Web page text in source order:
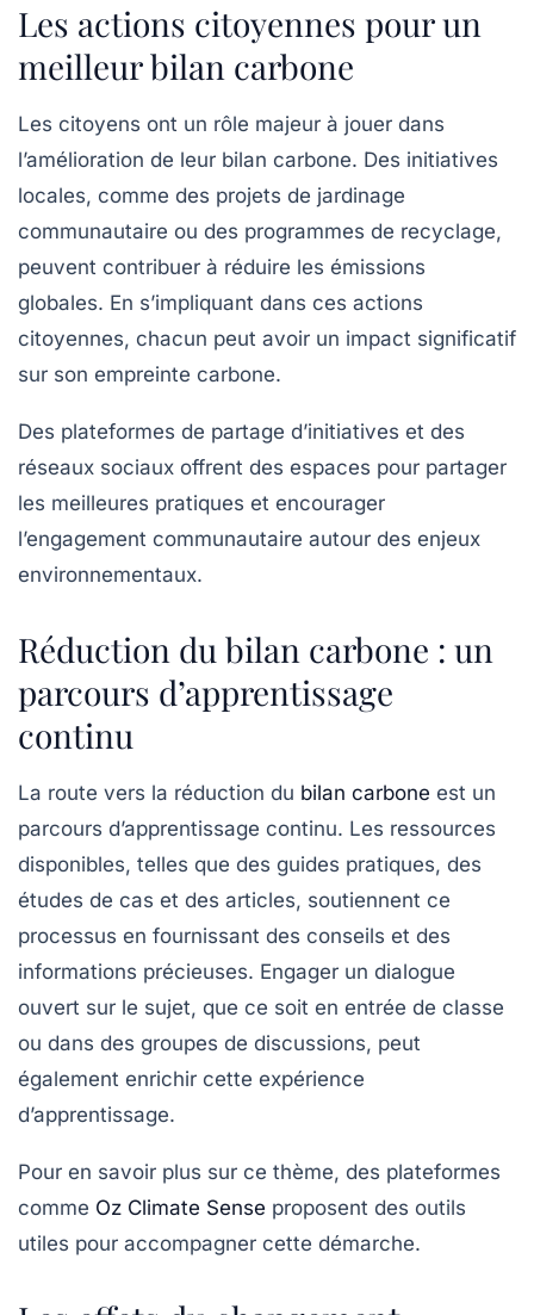
Les actions citoyennes pour un
meilleur bilan carbone
Les citoyens ont un rôle majeur à jouer dans
l’amélioration de leur bilan carbone. Des initiatives
locales, comme des projets de jardinage
communautaire ou des programmes de recyclage,
peuvent contribuer à réduire les émissions
globales. En s’impliquant dans ces actions
citoyennes, chacun peut avoir un impact significatif
sur son empreinte carbone.
Des plateformes de partage d’initiatives et des
réseaux sociaux offrent des espaces pour partager
les meilleures pratiques et encourager
l’engagement communautaire autour des enjeux
environnementaux.
Réduction du bilan carbone : un
parcours d’apprentissage
continu
La route vers la réduction du bilan carbone est un
parcours d’apprentissage continu. Les ressources
disponibles, telles que des guides pratiques, des
études de cas et des articles, soutiennent ce
processus en fournissant des conseils et des
informations précieuses. Engager un dialogue
ouvert sur le sujet, que ce soit en entrée de classe
ou dans des groupes de discussions, peut
également enrichir cette expérience
d’apprentissage.
Pour en savoir plus sur ce thème, des plateformes
comme Oz Climate Sense proposent des outils
utiles pour accompagner cette démarche.